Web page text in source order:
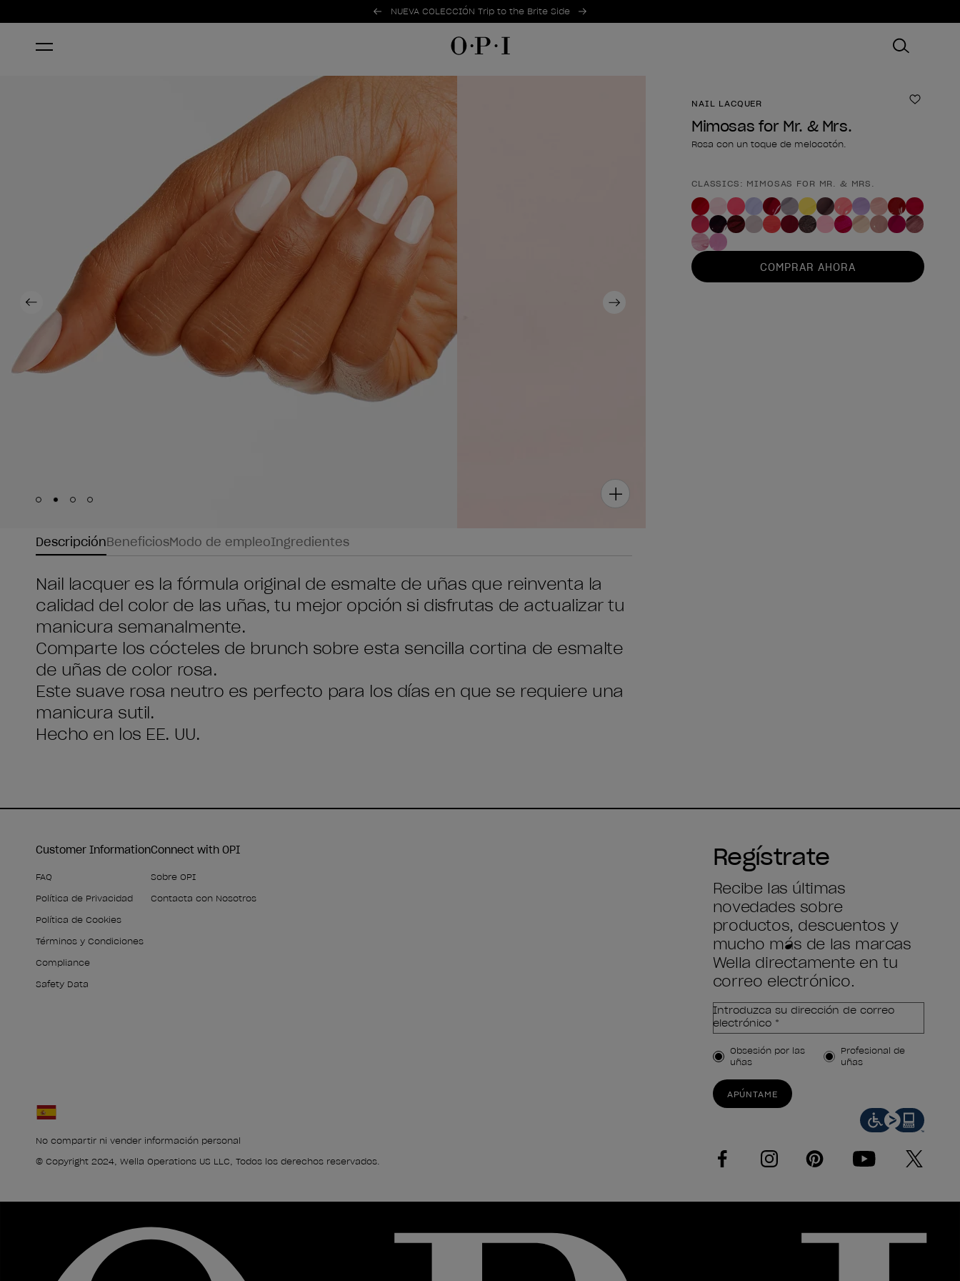
Ofertas promocionales
NUEVA COLECCIÓN Trip to the Brite Side
Item 1 of 2
Previous Next
Skip to slide
Skip to slide
Skip to slide
Skip to slide
NAIL LACQUER Añadir
Mimosas for Mr. & Mrs.
Rosa con un toque de melocotón.
Forma del producto
CLASSICS: MIMOSAS FOR MR. & MRS.
COMPRAR AHORA
DescripciónBeneficiosModo de empleoIngredientes
Nail lacquer es la fórmula original de esmalte de uñas que reinventa la
calidad del color de las uñas, tu mejor opción si disfrutas de actualizar tu
manicura semanalmente.
Comparte los cócteles de brunch sobre esta sencilla cortina de esmalte
de uñas de color rosa.
Este suave rosa neutro es perfecto para los días en que se requiere una
manicura sutil.
Hecho en los EE. UU.
Customer Information
FAQ
Política de Privacidad
Política de Cookies
Términos y Condiciones
Compliance
Safety Data
Connect with OPI
Sobre OPI
Contacta con Nosotros
No compartir ni vender información personal
© Copyright 2024, Wella Operations US LLC, Todos los derechos reservados.
Regístrate
Recibe las últimas
novedades sobre
productos, descuentos y
mucho más de las marcas
Wella directamente en tu
correo electrónico.
Introduzca su dirección de correo
electrónico *
Tipo de cliente
Obsesión por las
uñas
Profesional de
uñas
APÚNTAME